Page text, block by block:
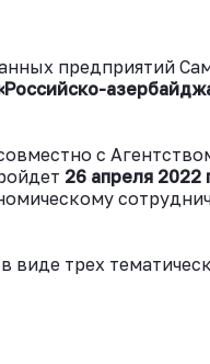
предприятий
с
26 апреля 2022
в виде трех